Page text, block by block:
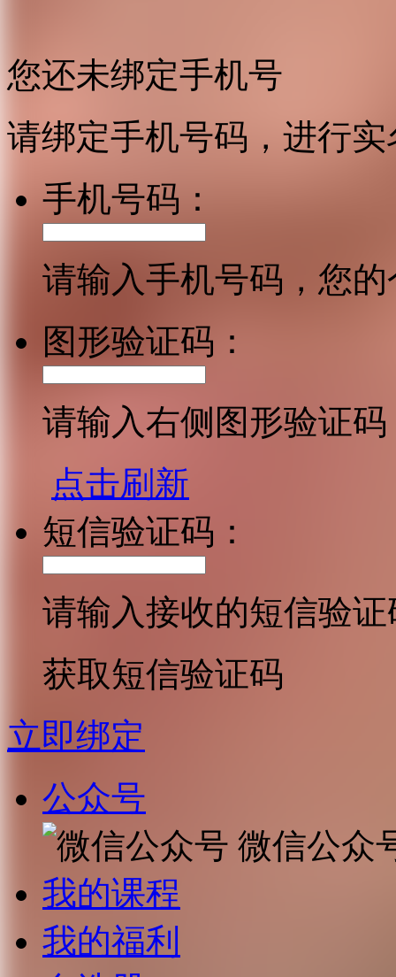
您还未绑定手机号
请绑定手机号码，进行
手机号码：
请输入手机号码，您
图形验证码：
请输入右侧图形验证码
点击刷新
短信验证码：
请输入接收的短信验证
获取短信验证码
立即绑定
公众号
微信公众
我的课程
我的福利